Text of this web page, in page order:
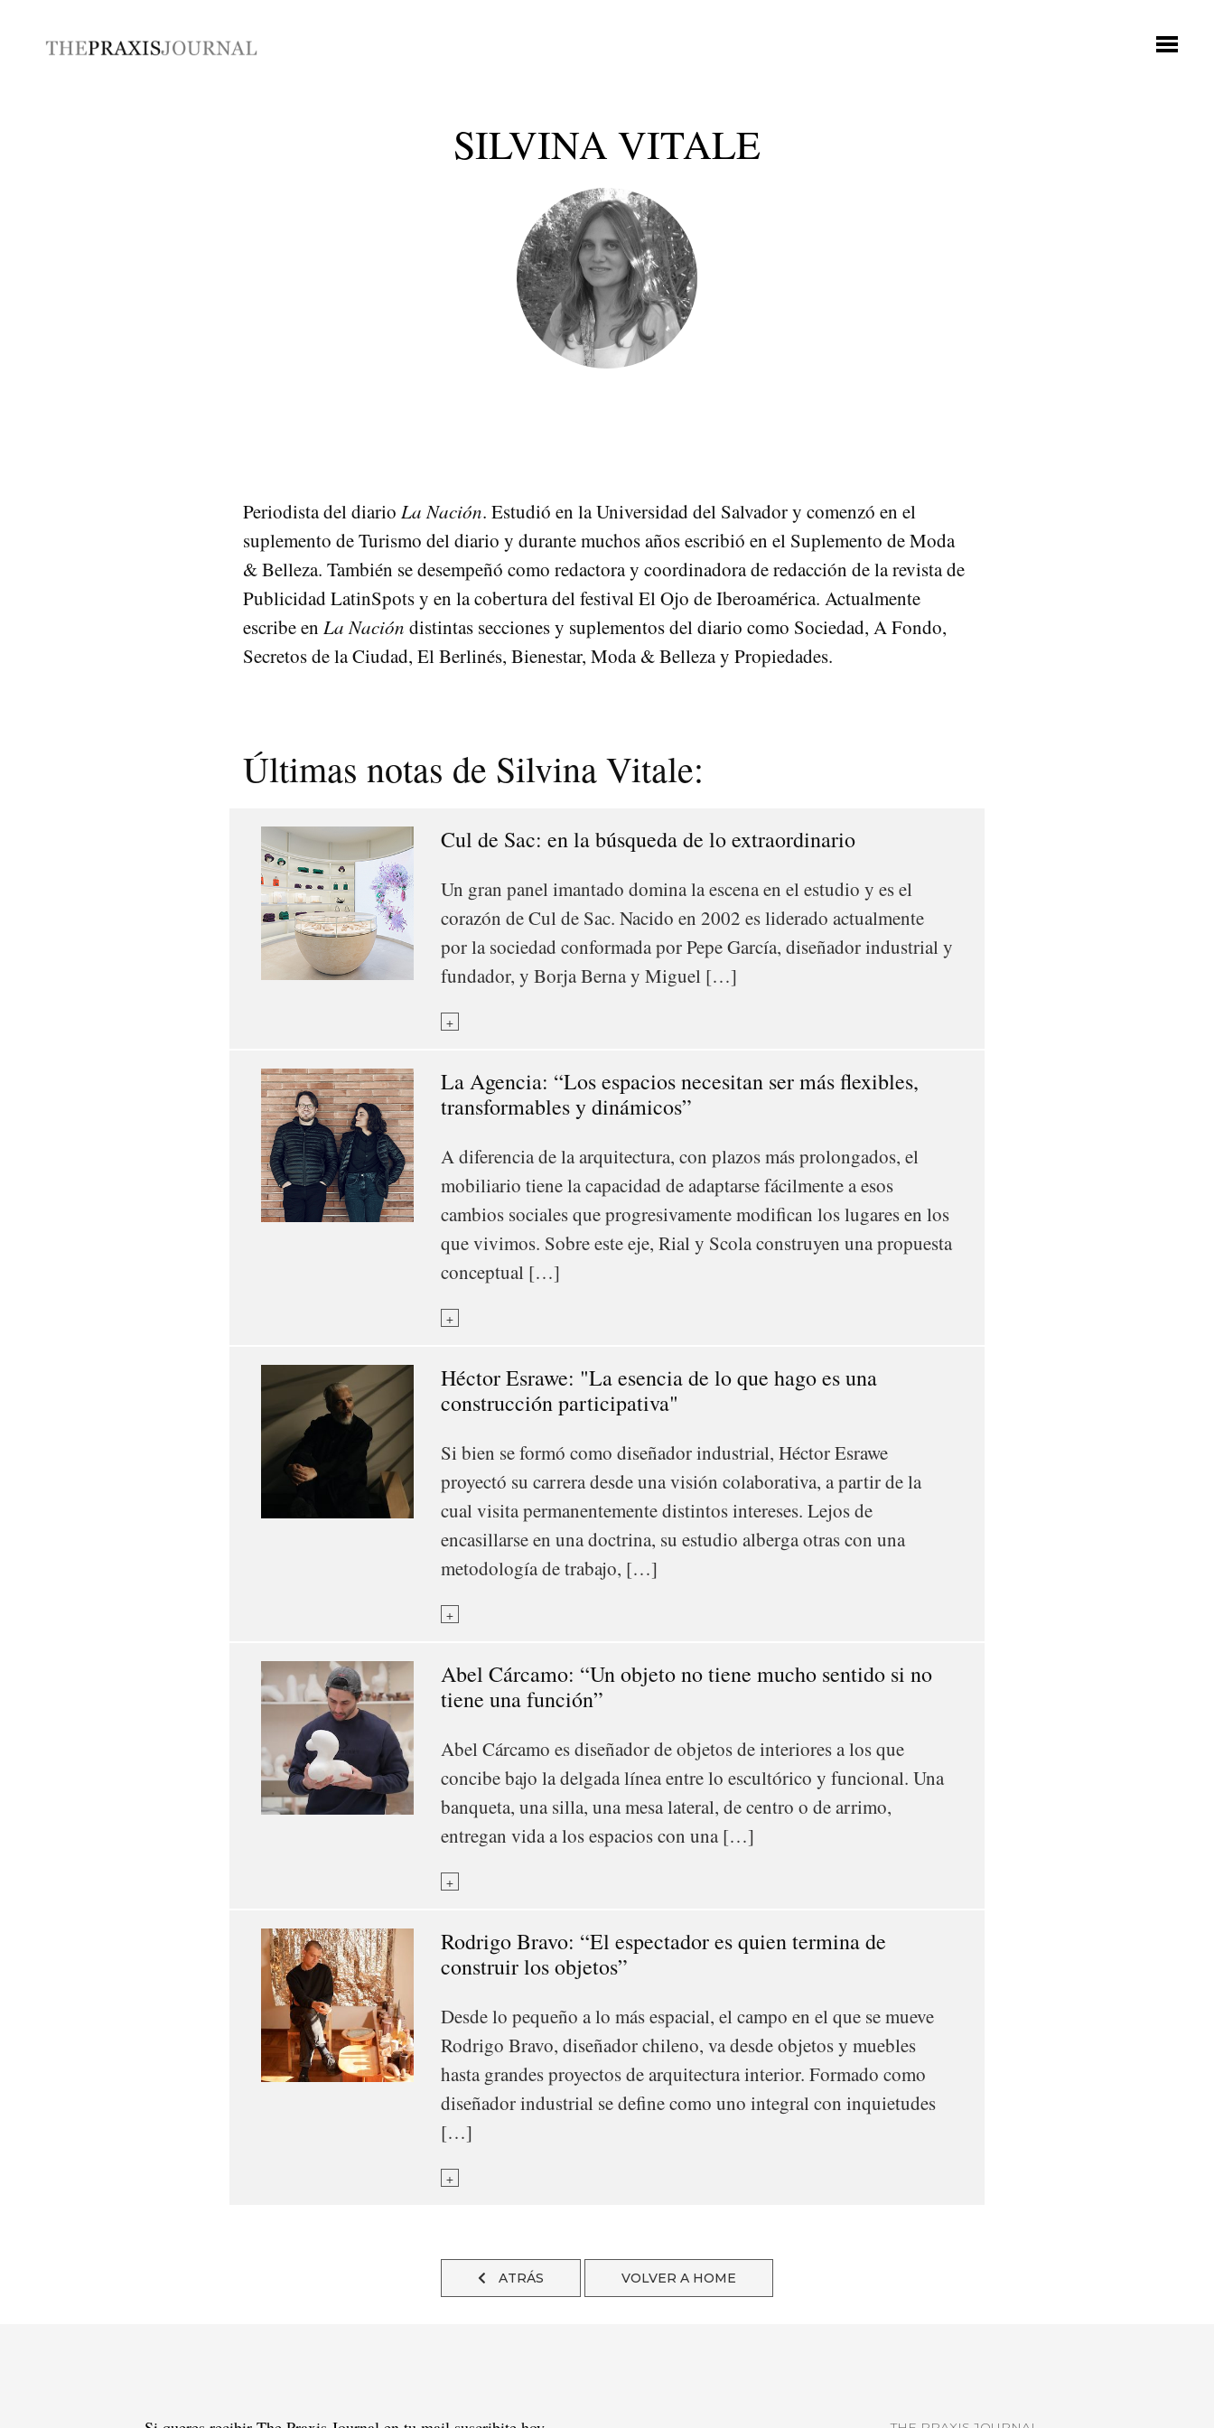
SILVINA VITALE
Periodista del diario La Nación. Estudió en la Universidad del Salvador y comenzó en el
suplemento de Turismo del diario y durante muchos años escribió en el Suplemento de Moda
& Belleza. También se desempeñó como redactora y coordinadora de redacción de la revista de
Publicidad LatinSpots y en la cobertura del festival El Ojo de Iberoamérica. Actualmente
escribe en La Nación distintas secciones y suplementos del diario como Sociedad, A Fondo,
Secretos de la Ciudad, El Berlinés, Bienestar, Moda & Belleza y Propiedades.
Últimas notas de Silvina Vitale:
Cul de Sac: en la búsqueda de lo extraordinario
Un gran panel imantado domina la escena en el estudio y es el
corazón de Cul de Sac. Nacido en 2002 es liderado actualmente
por la sociedad conformada por Pepe García, diseñador industrial y
fundador, y Borja Berna y Miguel […]
+
La Agencia: “Los espacios necesitan ser más flexibles,
transformables y dinámicos”
A diferencia de la arquitectura, con plazos más prolongados, el
mobiliario tiene la capacidad de adaptarse fácilmente a esos
cambios sociales que progresivamente modifican los lugares en los
que vivimos. Sobre este eje, Rial y Scola construyen una propuesta
conceptual […]
+
Héctor Esrawe: "La esencia de lo que hago es una
construcción participativa"
Si bien se formó como diseñador industrial, Héctor Esrawe
proyectó su carrera desde una visión colaborativa, a partir de la
cual visita permanentemente distintos intereses. Lejos de
encasillarse en una doctrina, su estudio alberga otras con una
metodología de trabajo, […]
+
Abel Cárcamo: “Un objeto no tiene mucho sentido si no
tiene una función”
Abel Cárcamo es diseñador de objetos de interiores a los que
concibe bajo la delgada línea entre lo escultórico y funcional. Una
banqueta, una silla, una mesa lateral, de centro o de arrimo,
entregan vida a los espacios con una […]
+
Rodrigo Bravo: “El espectador es quien termina de
construir los objetos”
Desde lo pequeño a lo más espacial, el campo en el que se mueve
Rodrigo Bravo, diseñador chileno, va desde objetos y muebles
hasta grandes proyectos de arquitectura interior. Formado como
diseñador industrial se define como uno integral con inquietudes
[…]
+
ATRÁS VOLVER A HOME